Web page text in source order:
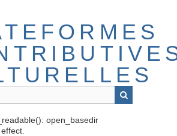
open_basedir